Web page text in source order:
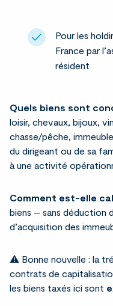
Pour les
France par
résident
Quels biens sont
loisir, chevaux, bijoux,
chasse/pêche,
du dirigeant ou de sa
à une activité
Comment est-elle
biens – sans déduction
d’acquisition des
⚠️ Bonne nouvelle : la
contrats de
les biens taxés ici sont